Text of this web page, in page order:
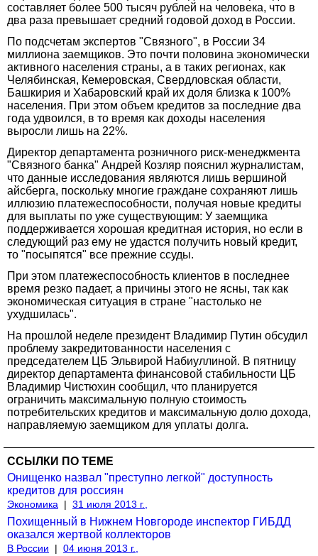
составляет более 500 тысяч рублей на человека, что в
два раза превышает средний годовой доход в России.
По подсчетам экспертов "Связного", в России 34
миллиона заемщиков. Это почти половина экономически
активного населения страны, а в таких регионах, как
Челябинская, Кемеровская, Свердловская области,
Башкирия и Хабаровский край их доля близка к 100%
населения. При этом объем кредитов за последние два
года удвоился, в то время как доходы населения
выросли лишь на 22%.
Директор департамента розничного риск-менеджмента
"Связного банка" Андрей Козляр пояснил журналистам,
что данные исследования являются лишь вершиной
айсберга, поскольку многие граждане сохраняют лишь
иллюзию платежеспособности, получая новые кредиты
для выплаты по уже существующим: У заемщика
поддерживается хорошая кредитная история, но если в
следующий раз ему не удастся получить новый кредит,
то "посыпятся" все прежние ссуды.
При этом платежеспособность клиентов в последнее
время резко падает, а причины этого не ясны, так как
экономическая ситуация в стране "настолько не
ухудшилась".
На прошлой неделе президент Владимир Путин обсудил
проблему закредитованности населения с
председателем ЦБ Эльвирой Набиуллиной. В пятницу
директор департамента финансовой стабильности ЦБ
Владимир Чистюхин сообщил, что планируется
ограничить максимальную полную стоимость
потребительских кредитов и максимальную долю дохода,
направляемую заемщиком для уплаты долга.
ССЫЛКИ ПО ТЕМЕ
Онищенко назвал "преступно легкой" доступность
кредитов для россиян
Экономика | 31 июля 2013 г.,
Похищенный в Нижнем Новгороде инспектор ГИБДД
оказался жертвой коллекторов
В России | 04 июня 2013 г.,